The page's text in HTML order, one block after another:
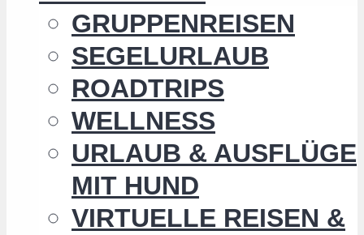
GRUPPENREISEN
SEGELURLAUB
ROADTRIPS
WELLNESS
URLAUB & AUSFLÜGE
MIT HUND
VIRTUELLE REISEN &